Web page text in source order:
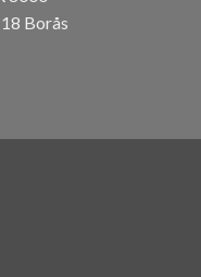
Borås